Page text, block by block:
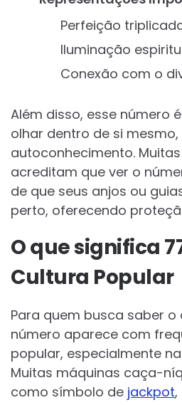
Perfeição
Iluminação
Conexão com o
Além disso, esse número
olhar dentro de si
autoconhecimento.
acreditam que ver o
de que seus anjos ou
perto, oferecendo
O que significa
Cultura Popular
Para quem busca saber o
número aparece com
popular, especialmente
Muitas máquinas caça-
como símbolo de jackpot